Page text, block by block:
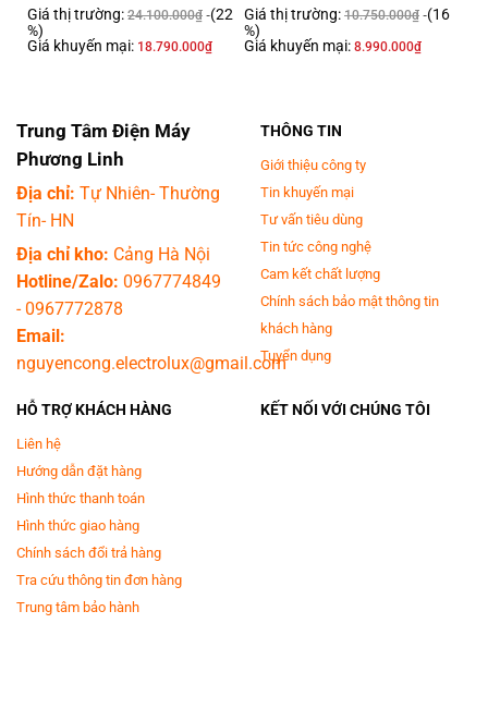
Giá thị trường: 24.100.000₫ (22
%)
Giá khuyến mại: 18.790.000₫
Giá thị trường: 10.750.000₫ (16
%)
Giá khuyến mại: 8.990.000₫
Trung Tâm Điện Máy
Phương Linh
Địa chỉ: Tự Nhiên- Thường
Tín- HN
Địa chỉ kho: Cảng Hà Nội
Hotline/Zalo: 0967774849
-0967772878
Email:
nguyencong.electrolux@gmail.com
THÔNG TIN
Giới thiệu công ty
Tin khuyến mại
Tư vấn tiêu dùng
Tin tức công nghệ
Cam kết chất lượng
Chính sách bảo mật thông tin
khách hàng
Tuyển dụng
HỖ TRỢ KHÁCH HÀNG
Liên hệ
Hướng dẫn đặt hàng
Hình thức thanh toán
Hình thức giao hàng
Chính sách đổi trả hàng
Tra cứu thông tin đơn hàng
Trung tâm bảo hành
KẾT NỐI VỚI CHÚNG TÔI